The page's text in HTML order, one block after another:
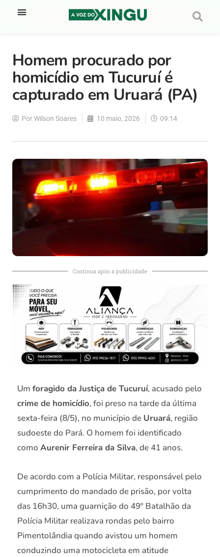
Homem procurado por
homicídio em Tucuruí é
capturado em Uruará (PA)
PorWilson Soares 10 maio, 2026 09:14
Continua após a publicidade
Um foragido da Justiça de Tucuruí, acusado pelo
crime de homicídio, foi preso na tarde da última
sexta-feira (8/5), no município de Uruará, região
sudoeste do Pará. O homem foi identificado
como Aurenir Ferreira da Silva, de 41 anos.
De acordo com a Polícia Militar, responsável pelo
cumprimento do mandado de prisão, por volta
das 16h30, uma guarnição do 49º Batalhão da
Polícia Militar realizava rondas pelo bairro
Pimentolândia quando avistou um homem
conduzindo uma motocicleta em atitude